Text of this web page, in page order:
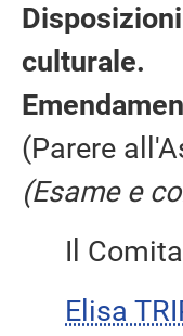
culturale.
(Parere
(Esame e
Il
Elisa